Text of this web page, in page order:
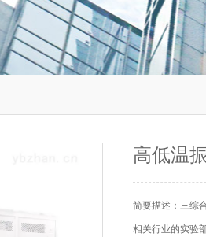
高低温
简要描述：三综
相关行业的实验